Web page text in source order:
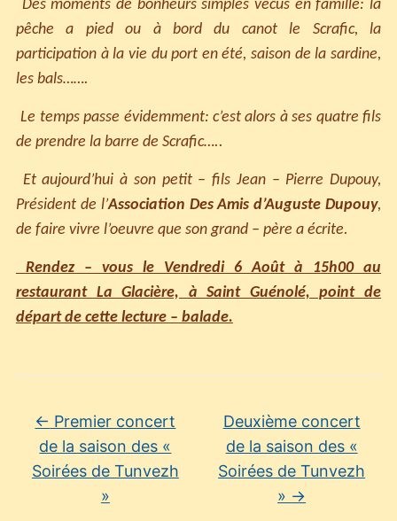
Des moments de bonheurs simples vécus en famille: la
pêche a pied ou à bord du canot le Scrafic, la
participation à la vie du port en été, saison de la sardine,
les bals…….
Le temps passe évidemment: c’est alors à ses quatre fils
de prendre la barre de Scrafic…..
Et aujourd’hui à son petit – fils Jean – Pierre Dupouy,
Président de l’Association Des Amis d’Auguste Dupouy,
de faire vivre l’oeuvre que son grand – père a écrite.
Rendez – vous le Vendredi 6 Août à 15h00 au
restaurant La Glacière, à Saint Guénolé, point de
départ de cette lecture – balade.
← Premier concert
de la saison des «
Soirées de Tunvezh
»
Deuxième concert
de la saison des «
Soirées de Tunvezh
» →